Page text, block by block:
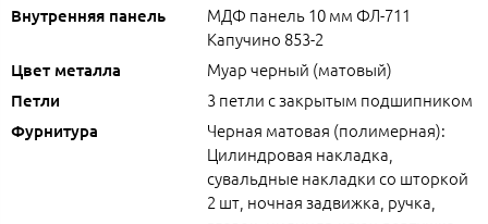
Внутренняя панель
МДФ панель 10 мм ФЛ-711
Капучино 853-2
Цвет металла Муар черный (матовый)
Петли 3 петли с закрытым подшипником
Фурнитура
Черная матовая (полимерная):
Цилиндровая накладка,
сувальдные накладки со шторкой
2 шт, ночная задвижка, ручка,